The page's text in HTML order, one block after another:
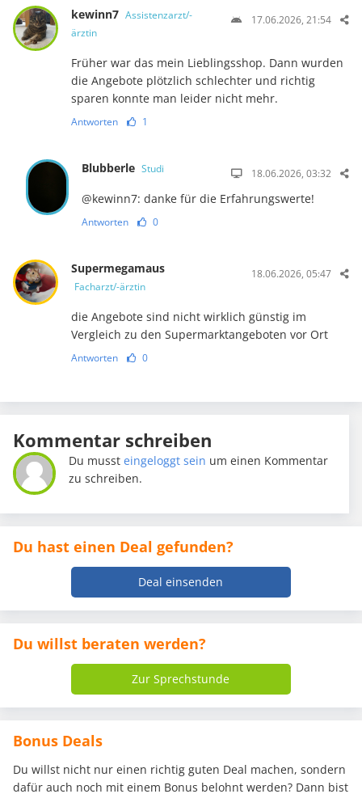
kewinn7 Assistenzarzt/-
ärztin
17.06.2026, 21:54
Früher war das mein Lieblingsshop. Dann wurden
die Angebote plötzlich schlechter und richtig
sparen konnte man leider nicht mehr.
Antworten 1
Blubberle Studi 18.06.2026, 03:32
@kewinn7: danke für die Erfahrungswerte!
Antworten 0
Supermegamaus
Facharzt/-ärztin
18.06.2026, 05:47
die Angebote sind nicht wirklich günstig im
Vergleich zu den Supermarktangeboten vor Ort
Antworten 0
Kommentar schreiben
Du mussteingeloggt sein um einen Kommentar
zu schreiben.
Du hast einen Deal gefunden?
Deal einsenden
Du willst beraten werden?
Zur Sprechstunde
Bonus Deals
Du willst nicht nur einen richtig guten Deal machen, sondern
dafür auch noch mit einem Bonus belohnt werden? Dann bist